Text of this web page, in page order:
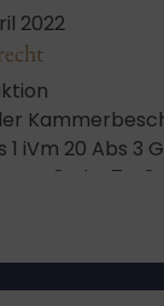
2022
1 iVm 20 Abs 3
§ 8 Abs 7 S 2
Wechsel des